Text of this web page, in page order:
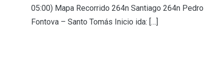
05:00) Mapa Recorrido 264n Santiago 264n Pedro
Fontova – Santo Tomás Inicio ida: […]